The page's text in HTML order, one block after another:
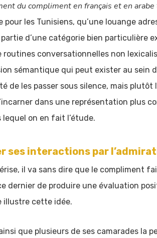
du compliment en français et en
les Tunisiens, qu’une louange
d’une catégorie bien particulière
conversationnelles non
sémantique qui peut exister au
de les passer sous silence, mais
dans une représentation plus
on en fait l’étude.
ses interactions par
il va sans dire que le compliment
dernier de produire une évaluation
illustre cette idée.
que plusieurs de ses camarades la